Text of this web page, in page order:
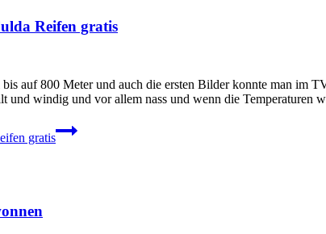
Reifen gratis
auf 800 Meter und auch die ersten Bilder konnte man im
und windig und vor allem nass und wenn die Temperaturen
gratis